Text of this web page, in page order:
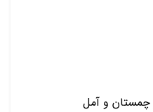
چمستان و آمل